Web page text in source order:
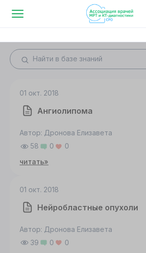
01 окт. 2018
Ангиолипома
Автор: Дронова Елизавета
58
0
0
читать»
01 окт. 2018
Нейробластные опухоли
Автор: Дронова Елизавета
39
0
0